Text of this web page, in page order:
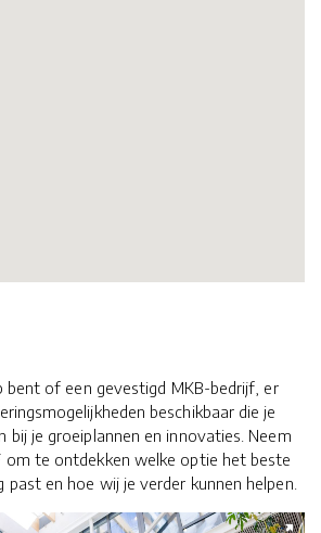
bent of een gevestigd MKB-bedrijf, er
beschikbaar die je
bij je groeiplannen en innovaties. Neem
om te ontdekken welke optie het beste
past en hoe wij je verder kunnen helpen.